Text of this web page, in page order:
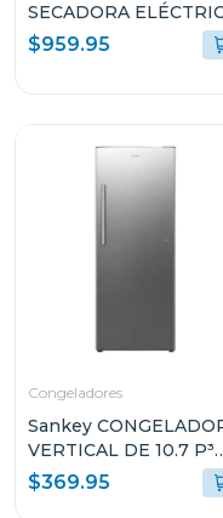
SECADORA
11KG CARGA
WW11DG6U34LEED/
$959.95
Congeladores
Sankey
VERTICAL DE 10.7 P³
RFC1301
$369.95